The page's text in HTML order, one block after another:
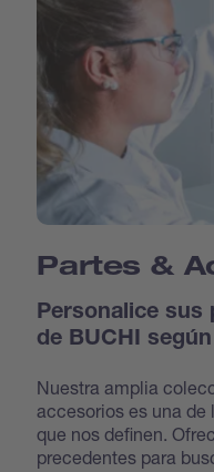
Partes &
Personalice sus
de BUCHI
Nuestra amplia
accesorios es una
que nos definen.
precedentes para